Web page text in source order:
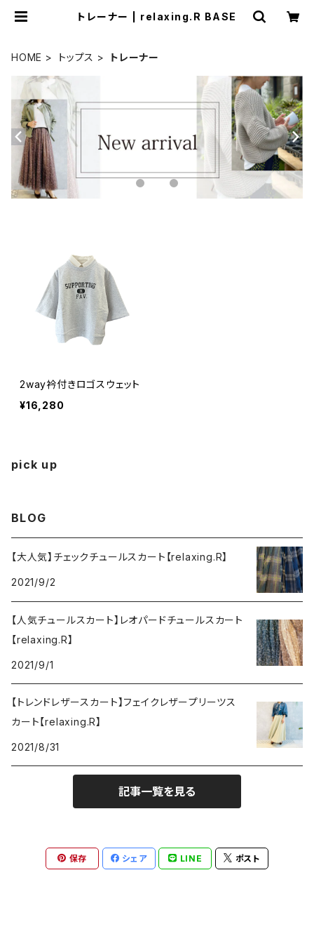
トレーナー | relaxing.R BASE
HOME トップス トレーナー
2way衿付きロゴスウェット
¥16,280
pick up
BLOG
【大人気】チェックチュールスカート【relaxing.R】
2021/9/2
【人気チュールスカート】レオパードチュールスカート
【relaxing.R】
2021/9/1
【トレンドレザースカート】フェイクレザープリーツス
カート【relaxing.R】
2021/8/31
記事一覧を見る
保存 シェア LINE ポスト